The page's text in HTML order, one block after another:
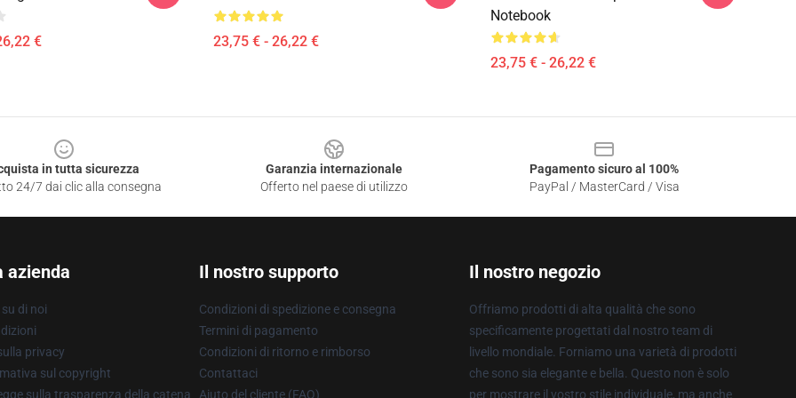
€ 23,75 € - 26,22 €
Notebook
23,75 € - 26,22 €
in tutta sicurezza
24/7 dai clic alla consegna
Garanzia internazionale
Offerto nel paese di utilizzo
Pagamento sicuro al 100%
PayPal / MasterCard / Visa
azienda
di noi
privacy
sul copyright
sulla trasparenza della catena
Il nostro supporto
Condizioni di spedizione e consegna
Termini di pagamento
Condizioni di ritorno e rimborso
Contattaci
Aiuto del cliente (FAQ)
Il nostro negozio
Offriamo prodotti di alta qualità che sono
specificamente progettati dal nostro team di
livello mondiale. Forniamo una varietà di prodotti
che sono sia elegante e bella. Questo non è solo
per mostrare il vostro stile individuale, ma anche